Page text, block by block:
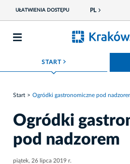
UŁATWIENIA DOSTĘPU PL
START ROZWIŃ MENU
Start Ogródki gastronomiczne pod
Ogródki
pod nadzorem
piątek, 26 lipca 2019 r.